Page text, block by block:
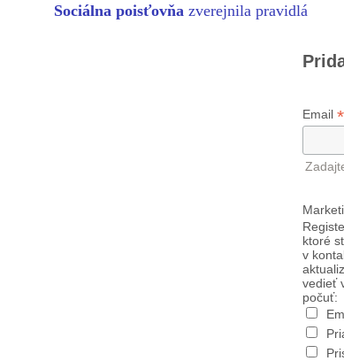
Sociálna poisťovňa zverejnila pravidlá
Email *
ktoré
v
vedieť
počuť: